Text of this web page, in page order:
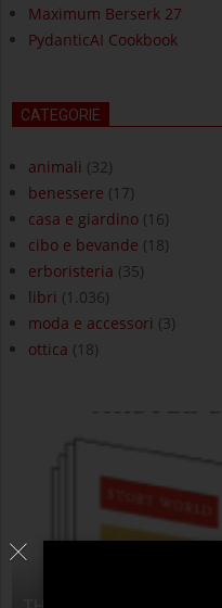
Maximum Berserk 27
PydanticAI Cookbook
CATEGORIE
animali (32)
benessere (17)
casa e giardino (16)
cibo e bevande (18)
erboristeria (35)
libri (1.036)
moda e accessori (3)
ottica (18)